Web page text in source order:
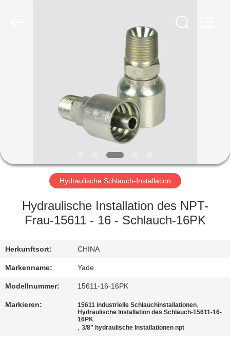
FABRIK-
AUSFLUG
QUALITÄTSKONTROLLE
TRETEN
SIE
MIT
UNS
VERBINDUNG
Hydraulische Schlauch-Installation
Hydraulische Installation des NPT-
Frau-15611 - 16 - Schlauch-16PK
Herkunftsort: CHINA
Markenname: Yade
Modellnummer: 15611-16-16PK
Markieren: 15611 industrielle Schlauchinstallationen,
Hydraulische Installation des Schlauch-15611-16-
16PK
,3/8" hydraulische Installationen npt